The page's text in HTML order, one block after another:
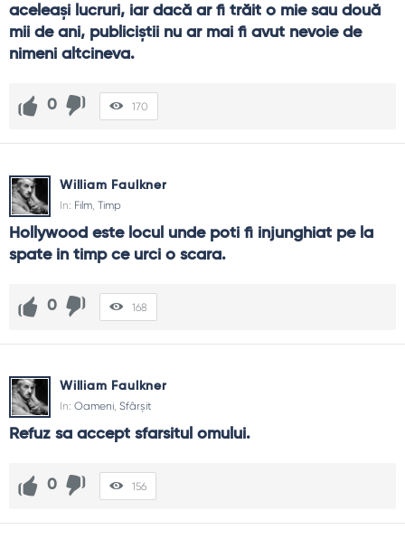
aceleaşi lucruri, iar dacă ar fi trăit o mie sau două
mii de ani, publiciştii nu ar mai fi avut nevoie de
nimeni altcineva.
0 170
William Faulkner
In: Film, Timp
Hollywood este locul unde poti fi injunghiat pe la
spate in timp ce urci o scara.
0 168
William Faulkner
In: Oameni, Sfârșit
Refuz sa accept sfarsitul omului.
0 156